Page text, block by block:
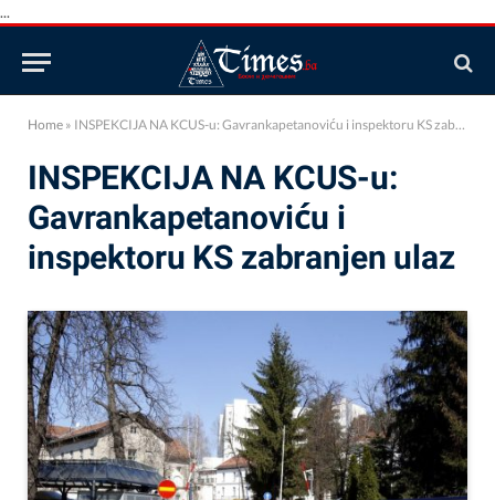
...
Home » INSPEKCIJA NA KCUS-u: Gavrankapetanoviću i inspektoru KS zabranjen ulaz
INSPEKCIJA NA KCUS-u:
Gavrankapetanoviću i
inspektoru KS zabranjen ulaz